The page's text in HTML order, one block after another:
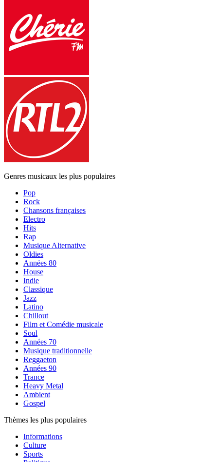
Genres musicaux les plus populaires
Pop
Rock
Chansons françaises
Electro
Hits
Rap
Musique Alternative
Oldies
Années 80
House
Indie
Classique
Jazz
Latino
Chillout
Film et Comédie musicale
Soul
Années 70
Musique traditionnelle
Reggaeton
Années 90
Trance
Heavy Metal
Ambient
Gospel
Thèmes les plus populaires
Informations
Culture
Sports